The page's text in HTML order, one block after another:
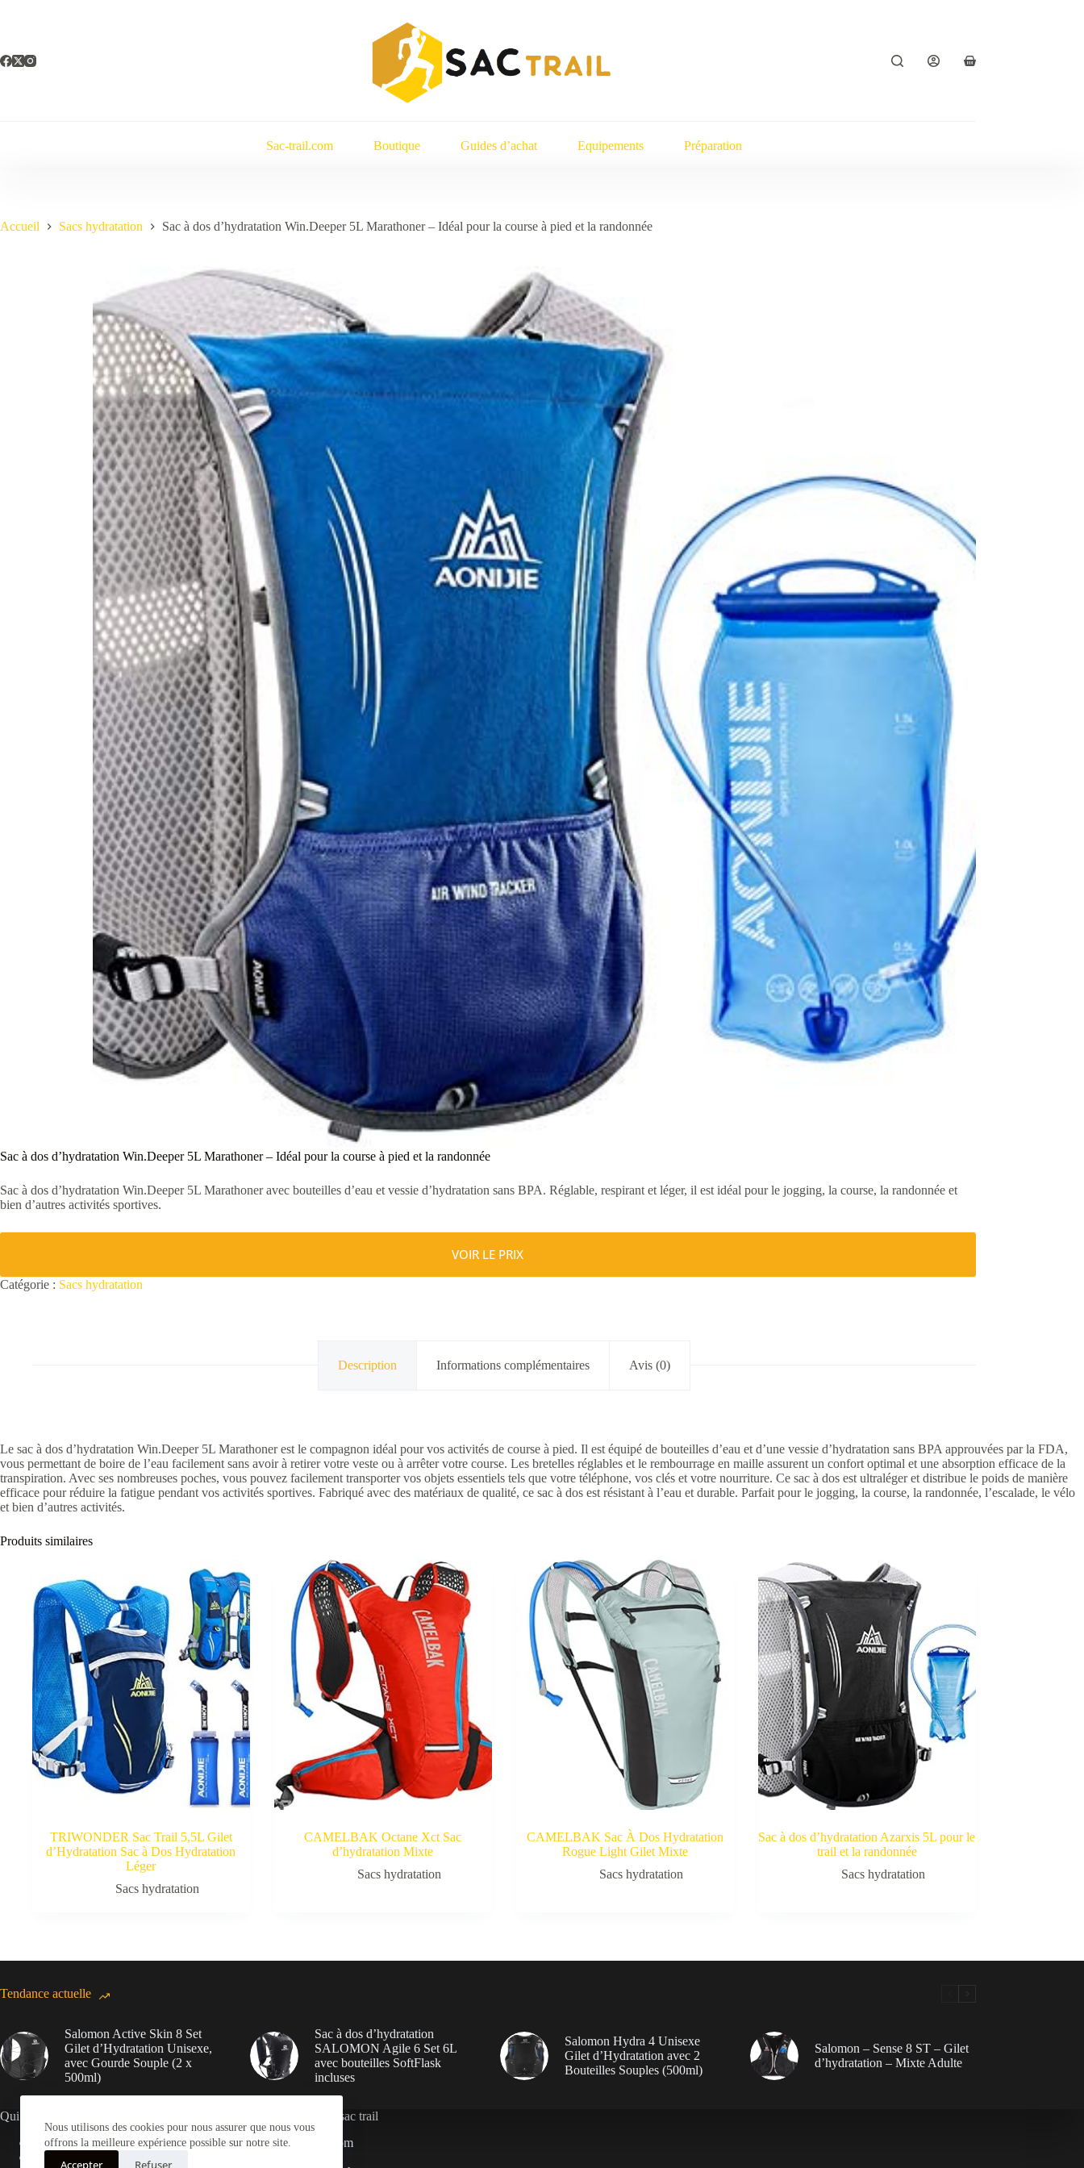
Nous utilisons des cookies pour nous assurer que nous vous
offrons la meilleure expérience possible sur notre site.
Accepter Refuser
Panier
Sac-trail.com Boutique Guides d’achat Equipements Préparation
Accueil Sacs hydratation Sac à dos d’hydratation Win.Deeper 5L Marathoner – Idéal pour la course à pied et la randonnée
Sac à dos d’hydratation Win.Deeper 5L Marathoner – Idéal pour la course à pied et la randonnée
Sac à dos d’hydratation Win.Deeper 5L Marathoner avec bouteilles d’eau et vessie d’hydratation sans BPA. Réglable, respirant et léger, il est idéal pour le jogging, la course, la randonnée et
bien d’autres activités sportives.
VOIR LE PRIX
Catégorie : Sacs hydratation
Description Informations complémentaires Avis (0)
Le sac à dos d’hydratation Win.Deeper 5L Marathoner est le compagnon idéal pour vos activités de course à pied. Il est équipé de bouteilles d’eau et d’une vessie d’hydratation sans BPA approuvées par la FDA,
vous permettant de boire de l’eau facilement sans avoir à retirer votre veste ou à arrêter votre course. Les bretelles réglables et le rembourrage en maille assurent un confort optimal et une absorption efficace de la
transpiration. Avec ses nombreuses poches, vous pouvez facilement transporter vos objets essentiels tels que votre téléphone, vos clés et votre nourriture. Ce sac à dos est ultraléger et distribue le poids de manière
efficace pour réduire la fatigue pendant vos activités sportives. Fabriqué avec des matériaux de qualité, ce sac à dos est résistant à l’eau et durable. Parfait pour le jogging, la course, la randonnée, l’escalade, le vélo
et bien d’autres activités.
Produits similaires
TRIWONDER Sac Trail 5,5L Gilet
d’Hydratation Sac à Dos Hydratation
Léger
Sacs hydratation
CAMELBAK Octane Xct Sac
d’hydratation Mixte
Sacs hydratation
CAMELBAK Sac À Dos Hydratation
Rogue Light Gilet Mixte
Sacs hydratation
Sac à dos d’hydratation Azarxis 5L pour le
trail et la randonnée
Sacs hydratation
Tendance actuelle
Salomon Active Skin 8 Set
Gilet d’Hydratation Unisexe,
avec Gourde Souple (2 x
500ml)
Sac à dos d’hydratation
SALOMON Agile 6 Set 6L
avec bouteilles SoftFlask
incluses
Salomon Hydra 4 Unisexe
Gilet d’Hydratation avec 2
Bouteilles Souples (500ml)
Salomon – Sense 8 ST – Gilet
d’hydratation – Mixte Adulte
Qui sommes-nous ?
Contact
Bien choisir son sac trail
Sac-trail.com